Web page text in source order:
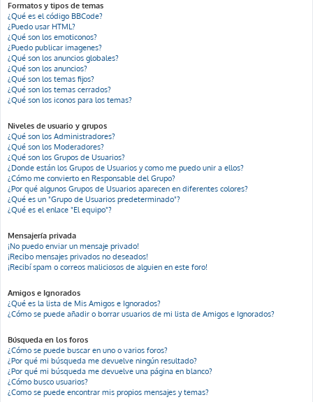
Formatos y tipos de temas
¿Qué es el código BBCode?
¿Puedo usar HTML?
¿Qué son los emoticonos?
¿Puedo publicar imagenes?
¿Qué son los anuncios globales?
¿Qué son los anuncios?
¿Qué son los temas fijos?
¿Qué son los temas cerrados?
¿Qué son los iconos para los temas?
Niveles de usuario y grupos
¿Qué son los Administradores?
¿Qué son los Moderadores?
¿Qué son los Grupos de Usuarios?
¿Donde están los Grupos de Usuarios y como me puedo unir a ellos?
¿Cómo me convierto en Responsable del Grupo?
¿Por qué algunos Grupos de Usuarios aparecen en diferentes colores?
¿Qué es un "Grupo de Usuarios predeterminado"?
¿Qué es el enlace "El equipo"?
Mensajería privada
¡No puedo enviar un mensaje privado!
¡Recibo mensajes privados no deseados!
¡Recibí spam o correos maliciosos de alguien en este foro!
Amigos e Ignorados
¿Qué es la lista de Mis Amigos e Ignorados?
¿Cómo se puede añadir o borrar usuarios de mi lista de Amigos e Ignorados?
Búsqueda en los foros
¿Cómo se puede buscar en uno o varios foros?
¿Por qué mi búsqueda me devuelve ningún resultado?
¿Por qué mi búsqueda me devuelve una página en blanco?
¿Cómo busco usuarios?
¿Como se puede encontrar mis propios mensajes y temas?